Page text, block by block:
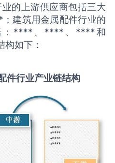
的上游供应商包括三大
建筑用金属配件行业的
：****、****、****和
如下：
件行业产业链结构